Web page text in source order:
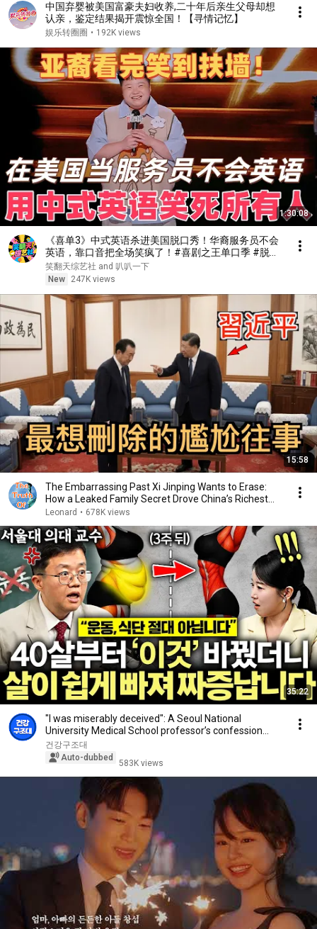
中国弃婴被美国富豪夫妇收养,二十年后亲生父母却想
认亲，鉴定结果揭开震惊全国！【寻情记忆】
娱乐转圈圈 • 192K views
1:30:08
《喜单3》中式英语杀进美国脱口秀！华裔服务员不会
英语，靠口音把全场笑疯了！#喜剧之王单口季 #脱口
秀 #搞笑 #喜剧 #funny #综艺
笑翻天综艺社 and 叭叭一下
New
247K views
15:58
The Embarrassing Past Xi Jinping Wants to Erase:
How a Leaked Family Secret Drove China’s Richest...
Leonard • 678K views
35:22
"I was miserably deceived": A Seoul National
University Medical School professor’s confession
aft...
건강구조대
Auto-dubbed
583K views